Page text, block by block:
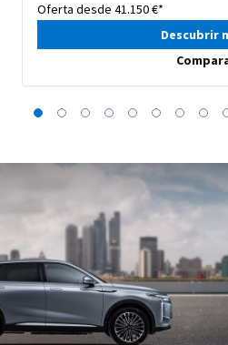
Oferta desde 41.150 €*
Descubrir